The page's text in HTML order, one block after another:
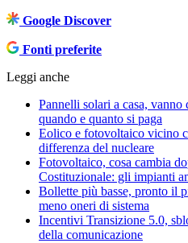
Google Discover
Fonti preferite
Leggi anche
Pannelli solari a casa,
quando e quanto si paga
Eolico e fotovoltaico vicino
differenza del nucleare
Fotovoltaico, cosa cambia
Costituzionale: gli impianti
Bollette più basse, pronto il
meno oneri di sistema
Incentivi Transizione 5.0,
della comunicazione